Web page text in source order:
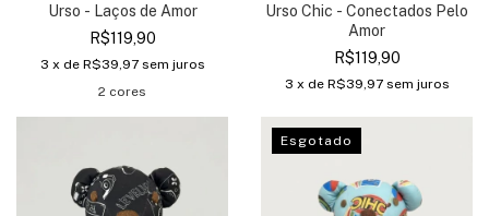
Urso - Laços de Amor
R$119,90
3 x de R$39,97 sem juros
2 cores
Urso Chic - Conectados Pelo
Amor
R$119,90
3 x de R$39,97 sem juros
Esgotado